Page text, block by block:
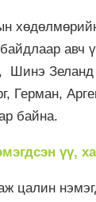
авч
Шинэ
Герман,
байна.
үү,
цалин